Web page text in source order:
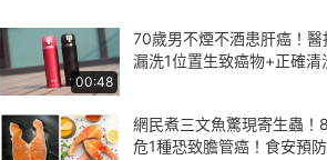
00:48
70歲男不煙不酒患肝癌！醫
漏洗1位置生致癌物+正確清
網民煮三文魚驚現寄生蟲！
危1種恐致膽管癌！食安預